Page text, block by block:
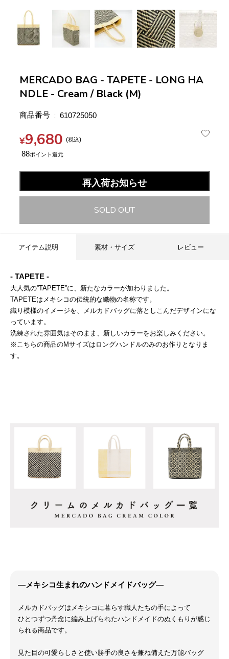
MERCADO BAG - TAPETE - LONG HA
NDLE - Cream / Black (M)
商品番号 610725050
¥9,680 税込
88
再入荷お知らせ
SOLD OUT
アイテム説明 素材・サイズ レビュー
- TAPETE -
大人気の”TAPETE”に、新たなカラーが加わりました。
TAPETEはメキシコの伝統的な織物の名称です。
織り模様のイメージを、メルカドバッグに落としこんだデザインにな
っています。
洗練された雰囲気はそのまま、新しいカラーをお楽しみください。
※こちらの商品のMサイズはロングハンドルのみのお作りとなりま
す。
―メキシコ生まれのハンドメイドバッグ―
メルカドバッグはメキシコに暮らす職人たちの手によって
ひとつずつ丹念に編み上げられたハンドメイドのぬくもりが感じ
られる商品です。
見た目の可愛らしさと使い勝手の良さを兼ね備えた万能バッグ